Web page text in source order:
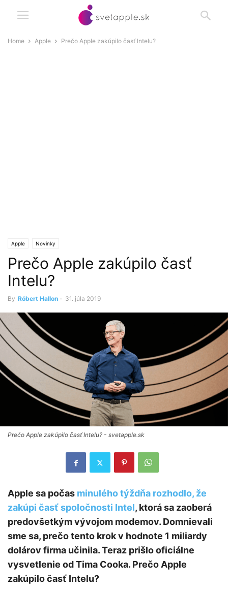
Home Apple Prečo Apple zakúpilo časť Intelu?
Apple Novinky
Prečo Apple zakúpilo časť
Intelu?
By Róbert Hallon - 31. júla 2019
Prečo Apple zakúpilo časť Intelu? - svetapple.sk
Apple sa počas minulého týždňa rozhodlo, že
zakúpi časť spoločnosti Intel, ktorá sa zaoberá
predovšetkým vývojom modemov. Domnievali
sme sa, prečo tento krok v hodnote 1 miliardy
dolárov firma učinila. Teraz prišlo oficiálne
vysvetlenie od Tima Cooka. Prečo Apple
zakúpilo časť Intelu?